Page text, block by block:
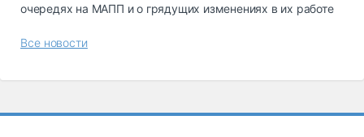
очередях на МАПП и о грядущих изменениях в их работе
Все новости